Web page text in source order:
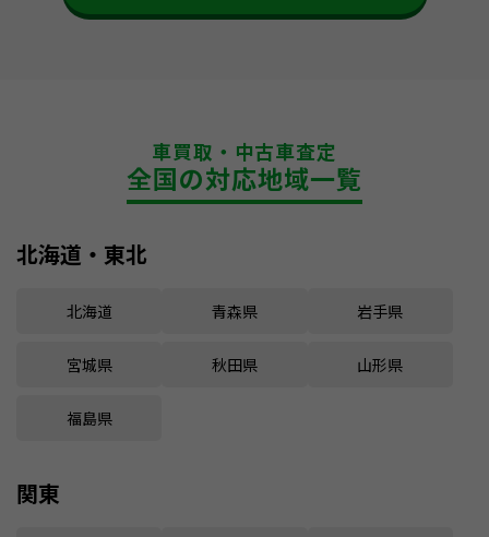
車買取・中古車査定
全国の対応地域一覧
北海道・東北
北海道 青森県 岩手県
宮城県 秋田県 山形県
福島県
関東